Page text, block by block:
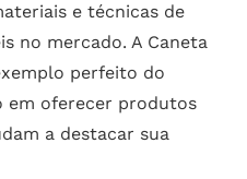
e técnicas de
no mercado. A Caneta
perfeito do
em oferecer produtos
a destacar sua